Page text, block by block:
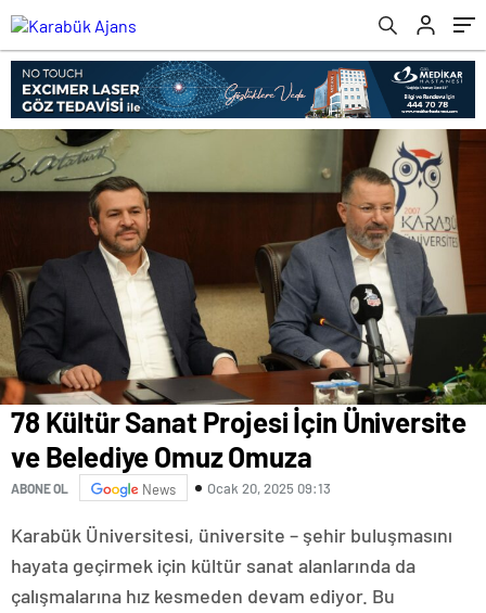
78 Kültür Sanat Projesi İçin Üniversite
ve Belediye Omuz Omuza
ABONE OL News Ocak 20, 2025 09:13
Karabük Üniversitesi, üniversite – şehir buluşmasını
hayata geçirmek için kültür sanat alanlarında da
çalışmalarına hız kesmeden devam ediyor. Bu